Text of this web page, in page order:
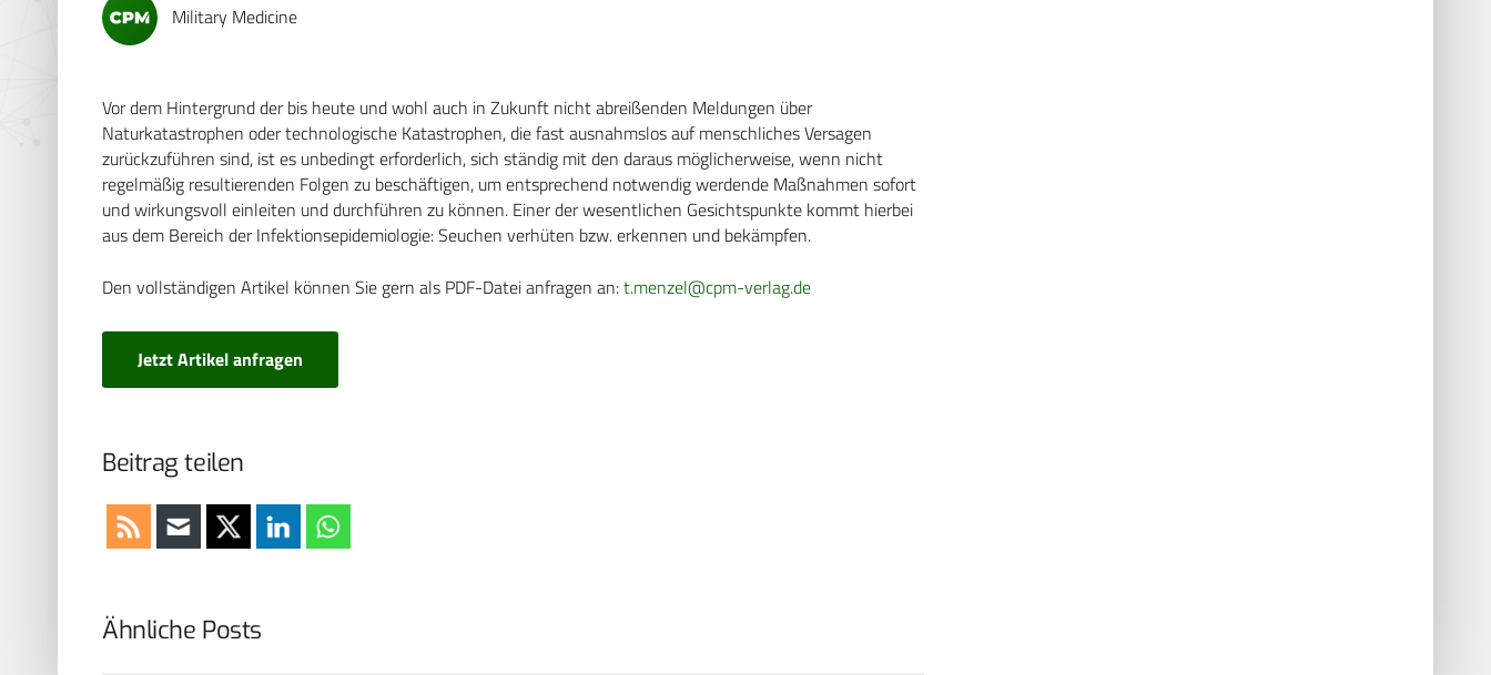
Military Medicine
Vor dem Hintergrund der bis heute und wohl auch in Zukunft nicht abreißenden Meldungen über
Naturkatastrophen oder technologische Katastrophen, die fast ausnahmslos auf menschliches Versagen
zurückzuführen sind, ist es unbedingt erforderlich, sich ständig mit den daraus möglicherweise, wenn nicht
regelmäßig resultierenden Folgen zu beschäftigen, um entsprechend notwendig werdende Maßnahmen sofort
und wirkungsvoll einleiten und durchführen zu können. Einer der wesentlichen Gesichtspunkte kommt hierbei
aus dem Bereich der Infektionsepidemiologie: Seuchen verhüten bzw. erkennen und bekämpfen.
Den vollständigen Artikel können Sie gern als PDF-Datei anfragen an:t.menzel@cpm-verlag.de
Jetzt Artikel anfragen
Beitrag teilen
Ähnliche Posts